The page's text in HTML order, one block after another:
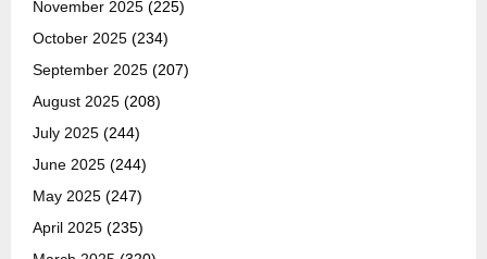
November 2025 (225)
October 2025 (234)
September 2025 (207)
August 2025 (208)
July 2025 (244)
June 2025 (244)
May 2025 (247)
April 2025 (235)